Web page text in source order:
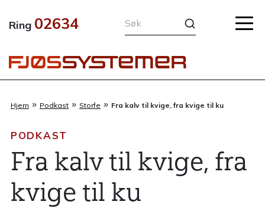
rett
innholdet
Ring 02634
Hjem » Podkast » Storfe » Fra kalv til kvige, fra kvige til ku
PODKAST
Fra kalv til kvige, fra
kvige til ku